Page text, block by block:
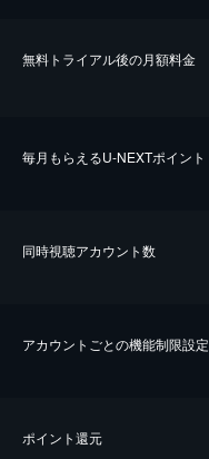
無料トライアル後の⽉額料金
毎⽉もらえるU-NEXTポイント
同時視聴アカウント数
アカウントごとの機能制限設定
ポイント還元